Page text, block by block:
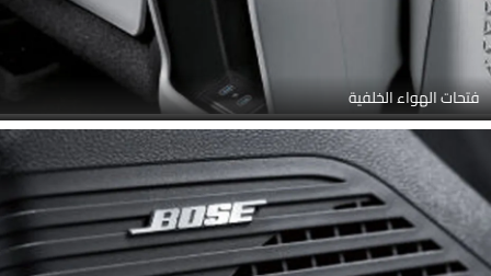
فتحات الهواء الخلفية